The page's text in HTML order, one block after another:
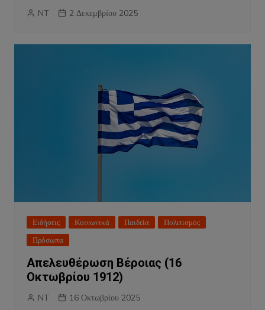
NT 2 Δεκεμβρίου 2025
Ειδήσεις Κοινωνικά Παιδεία
Πολιτισμός
Πρόσωπα
Απελευθέρωση Βέροιας (16
Οκτωβρίου 1912)
NT 16 Οκτωβρίου 2025